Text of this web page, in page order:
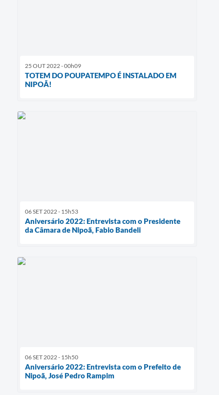
25 OUT 2022 - 00h09
TOTEM DO POUPATEMPO É INSTALADO EM
NIPOÃ!
06 SET 2022 - 15h53
Aniversário 2022: Entrevista com o Presidente
da Câmara de Nipoã, Fabio Bandeli
06 SET 2022 - 15h50
Aniversário 2022: Entrevista com o Prefeito de
Nipoã, José Pedro Rampim